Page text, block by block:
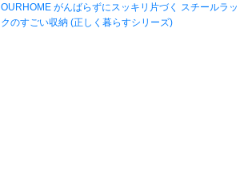
OURHOME がんばらずにスッキリ片づく スチールラッ
クのすごい収納 (正しく暮らすシリーズ)